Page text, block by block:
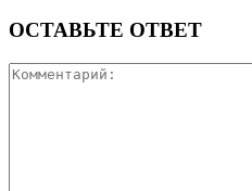
ОСТАВЬТЕ ОТВЕТ